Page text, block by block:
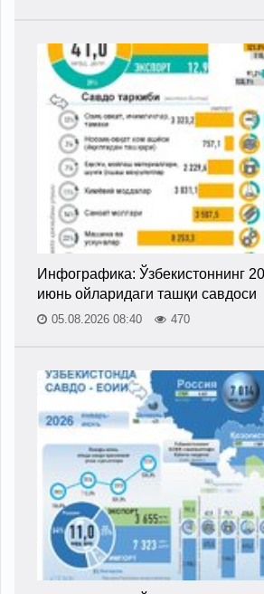
Инфографика: Ўзбекистоннинг
июнь ойларидаги ташқи савдоси
05.08.2026 08:40 470